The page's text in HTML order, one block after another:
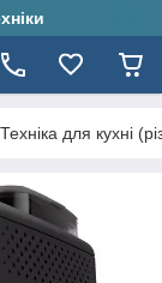
Техніка для кухні